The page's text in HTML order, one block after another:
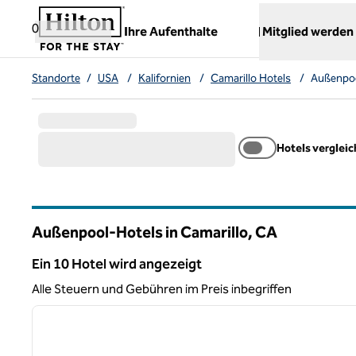
Weiter zum Inhalt
0
Ihre Aufenthalte
,öffnet neue Registerkarte
Mitglied werden
Standorte / USA / Kalifornien / Camarillo Hotels /
Hotels
Außenpool-Hotels in Camarillo,CA
Ein 10 Hotel wird angezeigt
Ein 10 Hotel wird angezeigt
Alle Steuern und Gebühren im Preis inbegriffen
1 von 12